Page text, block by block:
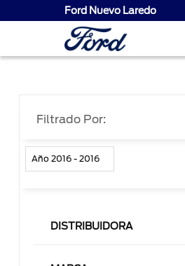
Ford Nuevo Laredo
Filtrado Por:
Año 2016 - 2016
DISTRIBUIDORA